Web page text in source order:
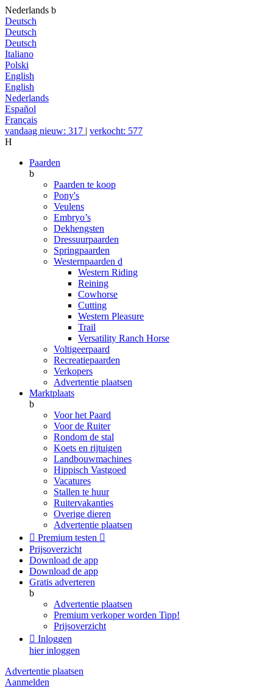
Nederlands b
Deutsch
Deutsch
Deutsch
Italiano
Polski
English
English
Nederlands
Español
Français
vandaag nieuw: 317 | verkocht: 577
H
Paarden
b
Paarden te koop
Pony's
Veulens
Embryo’s
Dekhengsten
Dressuurpaarden
Springpaarden
Westernpaarden d
Western Riding
Reining
Cowhorse
Cutting
Western Pleasure
Trail
Versatility Ranch Horse
Voltigeerpaard
Recreatiepaarden
Verkopers
Advertentie plaatsen
Marktplaats
b
Voor het Paard
Voor de Ruiter
Rondom de stal
Koets en rijtuigen
Landbouwmachines
Hippisch Vastgoed
Vacatures
Stallen te huur
Ruitervakanties
Overige dieren
Advertentie plaatsen
 Premium testen 
Prijsoverzicht
Download de app
Download de app
Gratis adverteren
b
Advertentie plaatsen
Premium verkoper worden Tipp!
Prijsoverzicht
 Inloggen
hier inloggen
Advertentie plaatsen
Aanmelden